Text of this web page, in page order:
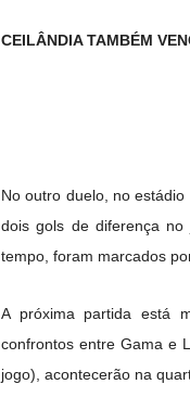
CEILÂNDIA TAMBÉM
No outro duelo, no
dois gols de diferença
tempo, foram marcados
A próxima partida está
confrontos entre Gama e
jogo), acontecerão na